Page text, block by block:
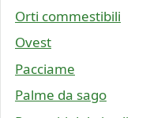
Orti commestibili
Ovest
Pacciame
Palme da sago